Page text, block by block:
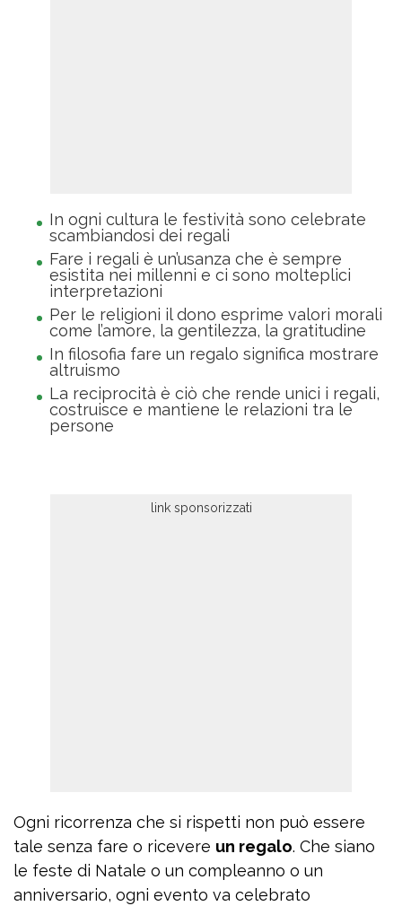
In ogni cultura le festività sono celebrate
scambiandosi dei regali
Fare i regali è un’usanza che è sempre
esistita nei millenni e ci sono molteplici
interpretazioni
Per le religioni il dono esprime valori morali
come l’amore, la gentilezza, la gratitudine
In filosofia fare un regalo significa mostrare
altruismo
La reciprocità è ciò che rende unici i regali,
costruisce e mantiene le relazioni tra le
persone
Ogni ricorrenza che si rispetti non può essere
tale senza fare o ricevere un regalo. Che siano
le feste di Natale o un compleanno o un
anniversario, ogni evento va celebrato